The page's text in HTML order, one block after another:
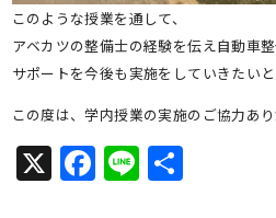
このような授業を通して、
アベカツの整備士の経験を伝え自動車
サポートを今後も実施をしていきたい
この度は、学内授業の実施のご協力あ
X Facebook
Line共